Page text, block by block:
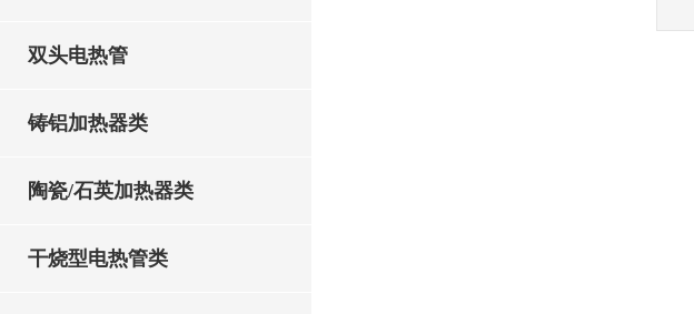
双头电热管
铸铝加热器类
陶瓷/石英加热器类
干烧型电热管类